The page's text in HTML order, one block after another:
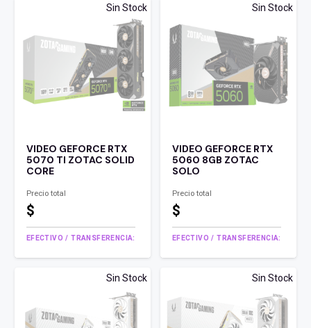
Sin Stock
VIDEO GEFORCE RTX
5070 TI ZOTAC SOLID
CORE
Precio total
$
EFECTIVO / TRANSFERENCIA:
Sin Stock
VIDEO GEFORCE RTX
5060 8GB ZOTAC
SOLO
Precio total
$
EFECTIVO / TRANSFERENCIA:
Sin Stock Sin Stock